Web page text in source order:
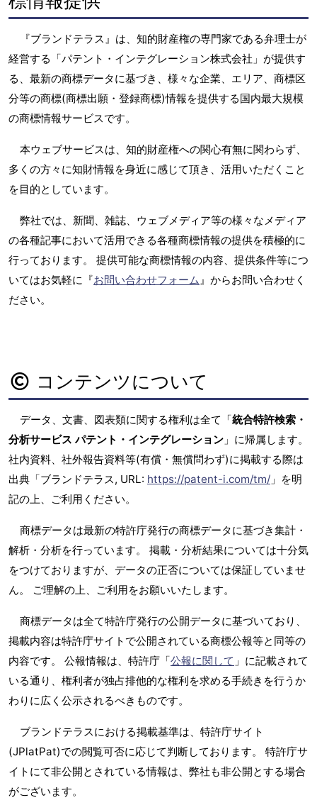
『ブランドテラス』は、知的財産権の専門家である弁理士が
経営する「パテント・インテグレーション株式会社」が提供す
る、最新の商標データに基づき、様々な企業、エリア、商標区
分等の商標(商標出願・登録商標)情報を提供する国内最大規模
の商標情報サービスです。
本ウェブサービスは、知的財産権への関心有無に関わらず、
多くの方々に知財情報を身近に感じて頂き、活用いただくこと
を目的としています。
弊社では、新聞、雑誌、ウェブメディア等の様々なメディア
の各種記事において活用できる各種商標情報の提供を積極的に
行っております。 提供可能な商標情報の内容、提供条件等につ
いてはお気軽に『お問い合わせフォーム』からお問い合わせく
ださい。
コンテンツについて
データ、文書、図表類に関する権利は全て「統合特許検索・
分析サービス パテント・インテグレーション 」に帰属します。
社内資料、社外報告資料等(有償・無償問わず)に掲載する際は
出典「ブランドテラス, URL: https://patent-i.com/tm/ 」を明
記の上、ご利用ください。
商標データは最新の特許庁発行の商標データに基づき集計・
解析・分析を行っています。 掲載・分析結果については十分気
をつけておりますが、データの正否については保証していませ
ん。 ご理解の上、ご利用をお願いいたします。
商標データは全て特許庁発行の公開データに基づいており、
掲載内容は特許庁サイトで公開されている商標公報等と同等の
内容です。 公報情報は、特許庁「公報に関して 」に記載されて
いる通り、権利者が独占排他的な権利を求める手続きを行うか
わりに広く公示されるべきものです。
ブランドテラスにおける掲載基準は、特許庁サイト
(JPlatPat)での閲覧可否に応じて判断しております。 特許庁サ
イトにて非公開とされている情報は、弊社も非公開とする場合
がございます。